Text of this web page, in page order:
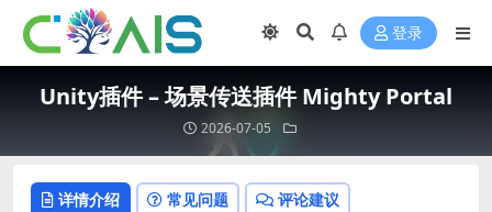
登录
Unity插件 – 场景传送插件 Mighty Portal
2026-07-05
详情介绍 常见问题 评论建议